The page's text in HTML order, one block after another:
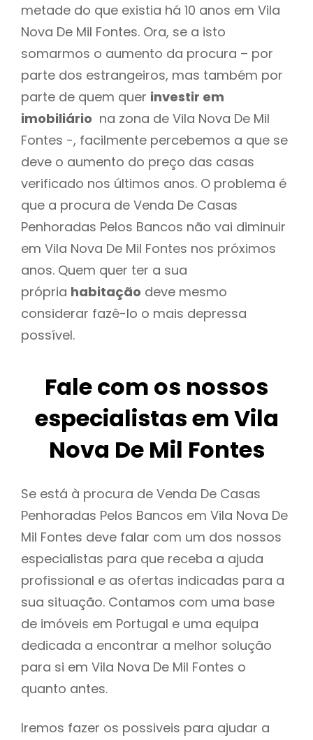
metade do que existia há 10 anos em Vila
Nova De Mil Fontes. Ora, se a isto
somarmos o aumento da procura – por
parte dos estrangeiros, mas também por
parte de quem quer investir em
imobiliário na zona de Vila Nova De Mil
Fontes -, facilmente percebemos a que se
deve o aumento do preço das casas
verificado nos últimos anos. O problema é
que a procura de Venda De Casas
Penhoradas Pelos Bancos não vai diminuir
em Vila Nova De Mil Fontes nos próximos
anos. Quem quer ter a sua
própria habitação deve mesmo
considerar fazê-lo o mais depressa
possível.
Fale com os nossos
especialistas em Vila
Nova De Mil Fontes
Se está à procura de Venda De Casas
Penhoradas Pelos Bancos em Vila Nova De
Mil Fontes deve falar com um dos nossos
especialistas para que receba a ajuda
profissional e as ofertas indicadas para a
sua situação. Contamos com uma base
de imóveis em Portugal e uma equipa
dedicada a encontrar a melhor solução
para si em Vila Nova De Mil Fontes o
quanto antes.
Iremos fazer os possiveis para ajudar a